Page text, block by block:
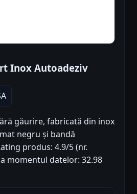
Inox Autoadeziv
găurire, fabricată din inox
negru și bandă
produs: 4.9/5 (nr.
momentul datelor: 32.98